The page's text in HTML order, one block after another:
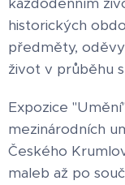
historických
předměty,
život v průběhu
Expozice
mezinárodních
Českého
maleb až po